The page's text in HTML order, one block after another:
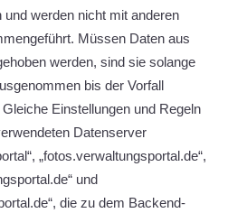
werden nicht mit anderen
Müssen Daten aus
werden, sind sie solange
bis der Vorfall
Einstellungen und Regeln
Datenserver
„fotos.verwaltungsportal.de“,
und
die zu dem Backend-